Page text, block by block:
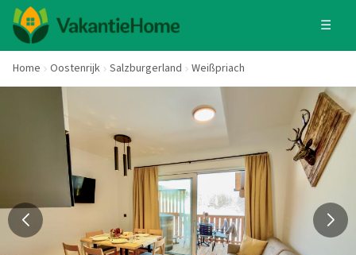
☰
Home Oostenrijk Salzburgerland Weißpriach